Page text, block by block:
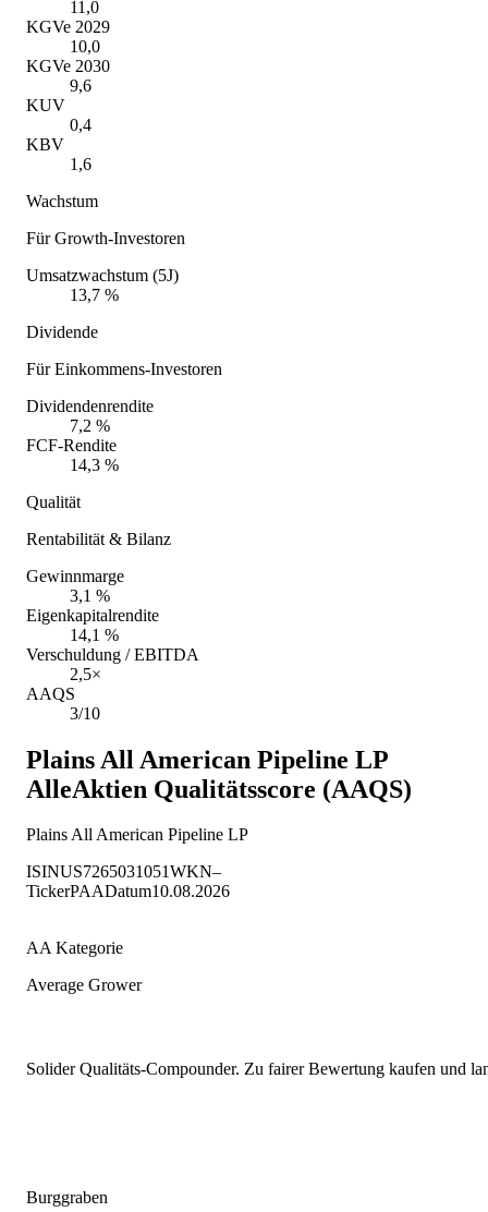
11,0
KGVe 2029
10,0
KGVe 2030
9,6
KUV
0,4
KBV
1,6
Wachstum
Für Growth-Investoren
Umsatzwachstum (5J)
13,7 %
Dividende
Für Einkommens-Investoren
Dividendenrendite
7,2 %
FCF-Rendite
14,3 %
Qualität
Rentabilität & Bilanz
Gewinnmarge
3,1 %
Eigenkapitalrendite
14,1 %
Verschuldung / EBITDA
2,5×
AAQS
3/10
Plains All American Pipeline LP
AlleAktien Qualitätsscore (AAQS)
Plains All American Pipeline LP
ISINUS7265031051WKN–
TickerPAADatum10.08.2026
AA Kategorie
Average Grower
Solider Qualitäts-Compounder. Zu fairer Bewertung kaufen und
Burggraben